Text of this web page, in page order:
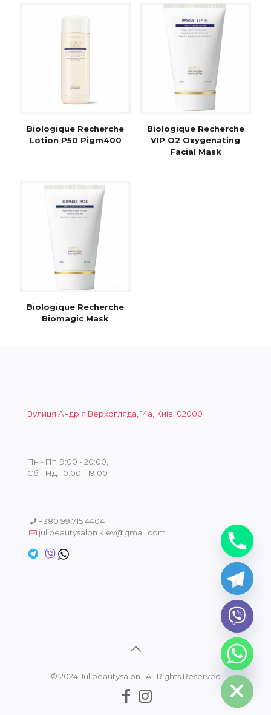
Biologique Recherche
Lotion P50 Pigm400
Biologique Recherche
VIP O2 Oxygenating
Facial Mask
Biologique Recherche
Biomagic Mask
Вулиця Андрія Верхогляда, 14а, Київ, 02000
Пн - Пт: 9:00 - 20:00,
Сб - Нд: 10:00 - 19:00
+380 99 715 4404
julibeautysalon.kiev@gmail.com
© 2024 Julibeautysalon | All Rights Reserved
Hide
chaty